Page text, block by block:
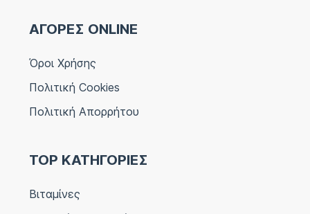
ΑΓΟΡΕΣ ONLINE
Όροι Χρήσης
Πολιτική Cookies
Πολιτική Απορρήτου
TOP ΚΑΤΗΓΟΡΙΕΣ
Βιταμίνες